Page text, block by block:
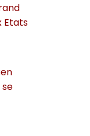
Etats
se